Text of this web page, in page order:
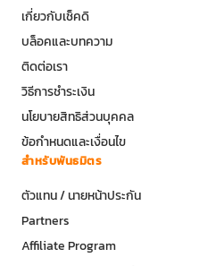
เกี่ยวกับเช็คดิ
บล็อคและบทความ
ติดต่อเรา
วิธีการชำระเงิน
นโยบายสิทธิส่วนบุคคล
ข้อกำหนดและเงื่อนไข
สำหรับพันธมิตร
ตัวแทน / นายหน้าประกัน
Partners
Affiliate Program